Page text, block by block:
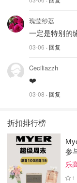
瑰莹纱荔
一定是特别的
03-06 · 回复
Ceciliazzh
❤️
03-08 · 回复
折扣排行榜
参
乐
1